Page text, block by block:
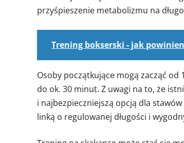
przyśpieszenie metabolizmu na
Trening bokserski - jak
Osoby początkujące mogą zacząć
do ok. 30 minut. Z uwagi na to, że
i najbezpieczniejszą opcją dla
linką o regulowanej długości i